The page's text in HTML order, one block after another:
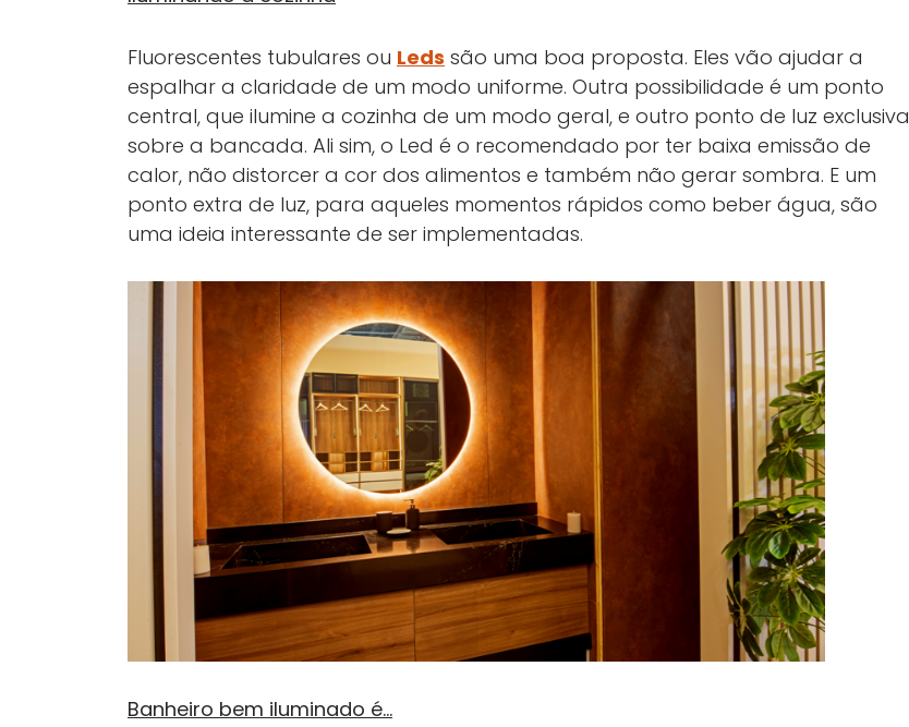
Fluorescentes tubulares ou Leds são uma boa proposta. Eles vão ajudar a
espalhar a claridade de um modo uniforme. Outra possibilidade é um ponto
central, que ilumine a cozinha de um modo geral, e outro ponto de luz exclusiva
sobre a bancada. Ali sim, o Led é o recomendado por ter baixa emissão de
calor, não distorcer a cor dos alimentos e também não gerar sombra. E um
ponto extra de luz, para aqueles momentos rápidos como beber água, são
uma ideia interessante de ser implementadas.
Banheiro bem iluminado é…